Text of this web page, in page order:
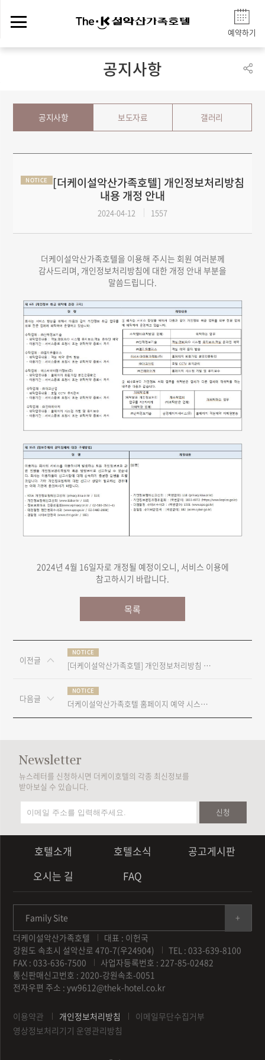
예약하기
공지사항
공지사항 보도자료 갤러리
NOTICE [더케이설악산가족호텔] 개인정보처리방침
내용 개정 안내
2024-04-12 1557
더케이설악산가족호텔을 이용해 주시는 회원 여러분께
감사드리며, 개인정보처리방침에 대한 개정 안내 부분을
말씀드립니다.
2024년 4월 16일자로 개정될 예정이오니, 서비스 이용에
참고하시기 바랍니다.
목록
이전글
NOTICE
[더케이설악산가족호텔] 개인정보처리방침 내용 개정 안내
다음글
NOTICE
더케이설악산가족호텔 홈페이지 예약 시스템 변경 안내
뉴스레터를 신청하시면 더케이호텔의 각종 최신정보를
받아보실 수 있습니다.
신청
호텔소개 호텔소식
공고게시판
오시는 길
FAQ
Family Site
더케이설악산가족호텔
대표 : 이헌국
강원도 속초시 설악산로 470-7(우24904)
TEL : 033-639-8100
FAX : 033-636-7500
사업자등록번호 : 227-85-02482
통신판매신고번호 : 2020-강원속초-0051
전자우편 주소 :yw9612@thek-hotel.co.kr
이용약관 개인정보처리방침
이메일무단수집거부
영상정보처리기기 운영관리방침